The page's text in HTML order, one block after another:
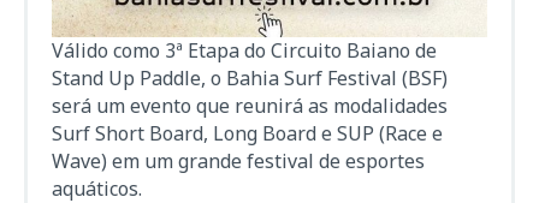
Válido como 3ª Etapa do Circuito Baiano de
Stand Up Paddle, o Bahia Surf Festival (BSF)
será um evento que reunirá as modalidades
Surf Short Board, Long Board e SUP (Race e
Wave) em um grande festival de esportes
aquáticos.